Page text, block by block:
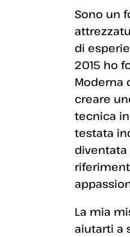
Sono un
di
2015 ho
Moderna
creare
tecnica
testata
La mia
aiutarti a